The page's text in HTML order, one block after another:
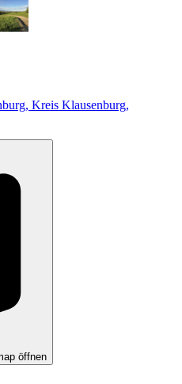
Kreis Klausenburg,
öffnen